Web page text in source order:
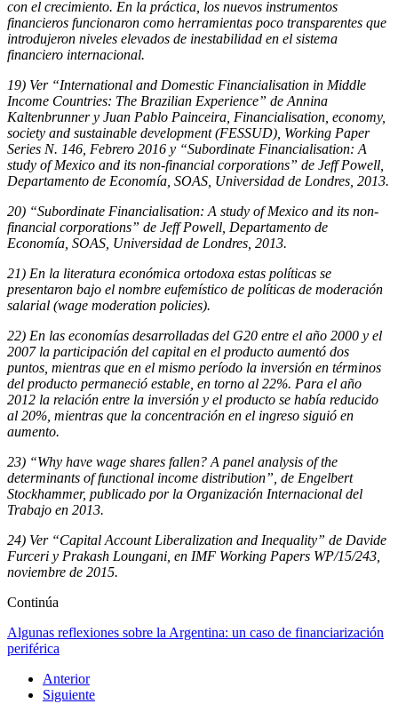
con el crecimiento. En la práctica, los nuevos instrumentos
financieros funcionaron como herramientas poco transparentes que
introdujeron niveles elevados de inestabilidad en el sistema
financiero internacional.
19) Ver “International and Domestic Financialisation in Middle
Income Countries: The Brazilian Experience” de Annina
Kaltenbrunner y Juan Pablo Painceira, Financialisation, economy,
society and sustainable development (FESSUD), Working Paper
Series N. 146, Febrero 2016 y “Subordinate Financialisation: A
study of Mexico and its non-financial corporations” de Jeff Powell,
Departamento de Economía, SOAS, Universidad de Londres, 2013.
20) “Subordinate Financialisation: A study of Mexico and its non-
financial corporations” de Jeff Powell, Departamento de
Economía, SOAS, Universidad de Londres, 2013.
21) En la literatura económica ortodoxa estas políticas se
presentaron bajo el nombre eufemístico de políticas de moderación
salarial (wage moderation policies).
22) En las economías desarrolladas del G20 entre el año 2000 y el
2007 la participación del capital en el producto aumentó dos
puntos, mientras que en el mismo período la inversión en términos
del producto permaneció estable, en torno al 22%. Para el año
2012 la relación entre la inversión y el producto se había reducido
al 20%, mientras que la concentración en el ingreso siguió en
aumento.
23) “Why have wage shares fallen? A panel analysis of the
determinants of functional income distribution”, de Engelbert
Stockhammer, publicado por la Organización Internacional del
Trabajo en 2013.
24) Ver “Capital Account Liberalization and Inequality” de Davide
Furceri y Prakash Loungani, en IMF Working Papers WP/15/243,
noviembre de 2015.
Continúa
Algunas reflexiones sobre la Argentina: un caso de financiarización
periférica
Anterior
Siguiente